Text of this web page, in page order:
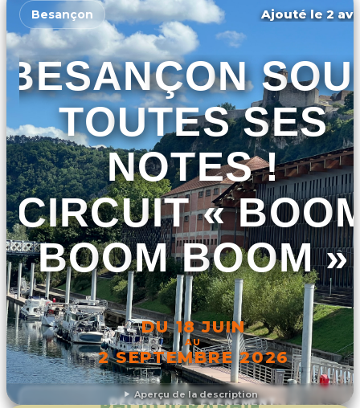
Aperçu de la description
Besançon Ajouté le 2
BESANÇON
TOUTES SES
NOTES !
CIRCUIT «
BOOM BOOM »
DU 18 JUIN
AU
2 SEPTEMBRE 2026
DÉCOUVRIR L'ÉVÉNEMENT